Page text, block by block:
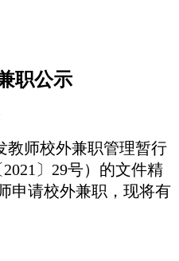
职公示
教师校外兼职管理暂行
〕29号）的文件精
申请校外兼职，现将有